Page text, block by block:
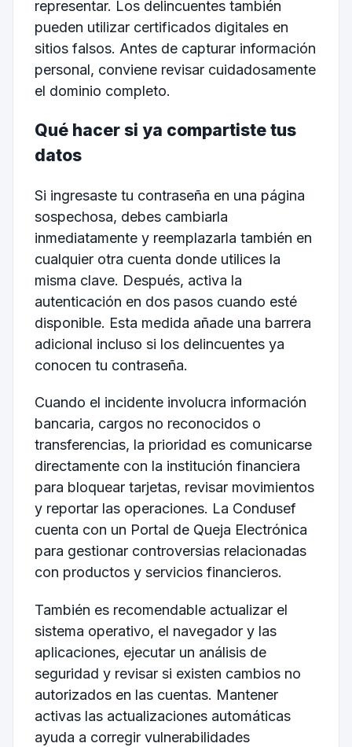
representar. Los delincuentes también
pueden utilizar certificados digitales en
sitios falsos. Antes de capturar información
personal, conviene revisar cuidadosamente
el dominio completo.
Qué hacer si ya compartiste tus
datos
Si ingresaste tu contraseña en una página
sospechosa, debes cambiarla
inmediatamente y reemplazarla también en
cualquier otra cuenta donde utilices la
misma clave. Después, activa la
autenticación en dos pasos cuando esté
disponible. Esta medida añade una barrera
adicional incluso si los delincuentes ya
conocen tu contraseña.
Cuando el incidente involucra información
bancaria, cargos no reconocidos o
transferencias, la prioridad es comunicarse
directamente con la institución financiera
para bloquear tarjetas, revisar movimientos
y reportar las operaciones. La Condusef
cuenta con un Portal de Queja Electrónica
para gestionar controversias relacionadas
con productos y servicios financieros.
También es recomendable actualizar el
sistema operativo, el navegador y las
aplicaciones, ejecutar un análisis de
seguridad y revisar si existen cambios no
autorizados en las cuentas. Mantener
activas las actualizaciones automáticas
ayuda a corregir vulnerabilidades